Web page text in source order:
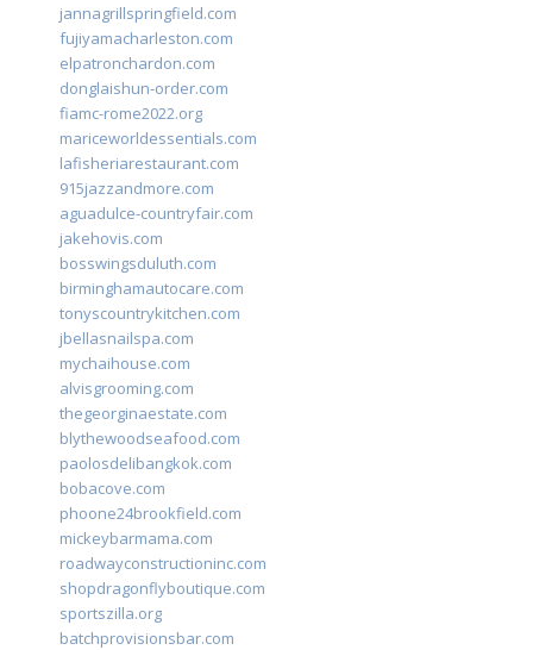
jannagrillspringfield.com
fujiyamacharleston.com
elpatronchardon.com
donglaishun-order.com
fiamc-rome2022.org
mariceworldessentials.com
lafisheriarestaurant.com
915jazzandmore.com
aguadulce-countryfair.com
jakehovis.com
bosswingsduluth.com
birminghamautocare.com
tonyscountrykitchen.com
jbellasnailspa.com
mychaihouse.com
alvisgrooming.com
thegeorginaestate.com
blythewoodseafood.com
paolosdelibangkok.com
bobacove.com
phoone24brookfield.com
mickeybarmama.com
roadwayconstructioninc.com
shopdragonflyboutique.com
sportszilla.org
batchprovisionsbar.com